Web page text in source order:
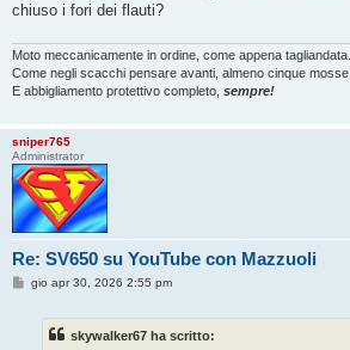
chiuso i fori dei flauti?
Moto meccanicamente in ordine, come appena tagliandata.
Come negli scacchi pensare avanti, almeno cinque mosse.
E abbigliamento protettivo completo, sempre!
sniper765
Administrator
Re: SV650 su YouTube con Mazzuoli
Mgio apr 30, 2026 2:55 pm
skywalker67 ha scritto: